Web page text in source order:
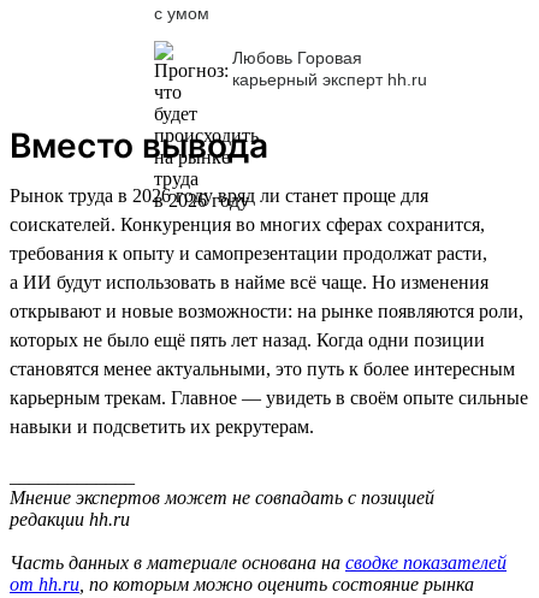
с умом
Любовь Горовая
карьерный эксперт hh.ru
Вместо вывода
Рынок труда в 2026 году вряд ли станет проще для
соискателей. Конкуренция во многих сферах сохранится,
требования к опыту и самопрезентации продолжат расти,
а ИИ будут использовать в найме всё чаще. Но изменения
открывают и новые возможности: на рынке появляются роли,
которых не было ещё пять лет назад. Когда одни позиции
становятся менее актуальными, это путь к более интересным
карьерным трекам. Главное — увидеть в своём опыте сильные
навыки и подсветить их рекрутерам.
Мнение экспертов может не совпадать с позицией
редакции hh.ru
Часть данных в материале основана на сводке показателей
от hh.ru , по которым можно оценить состояние рынка